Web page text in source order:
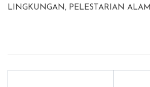
LINGKUNGAN, PELESTARIAN ALAM